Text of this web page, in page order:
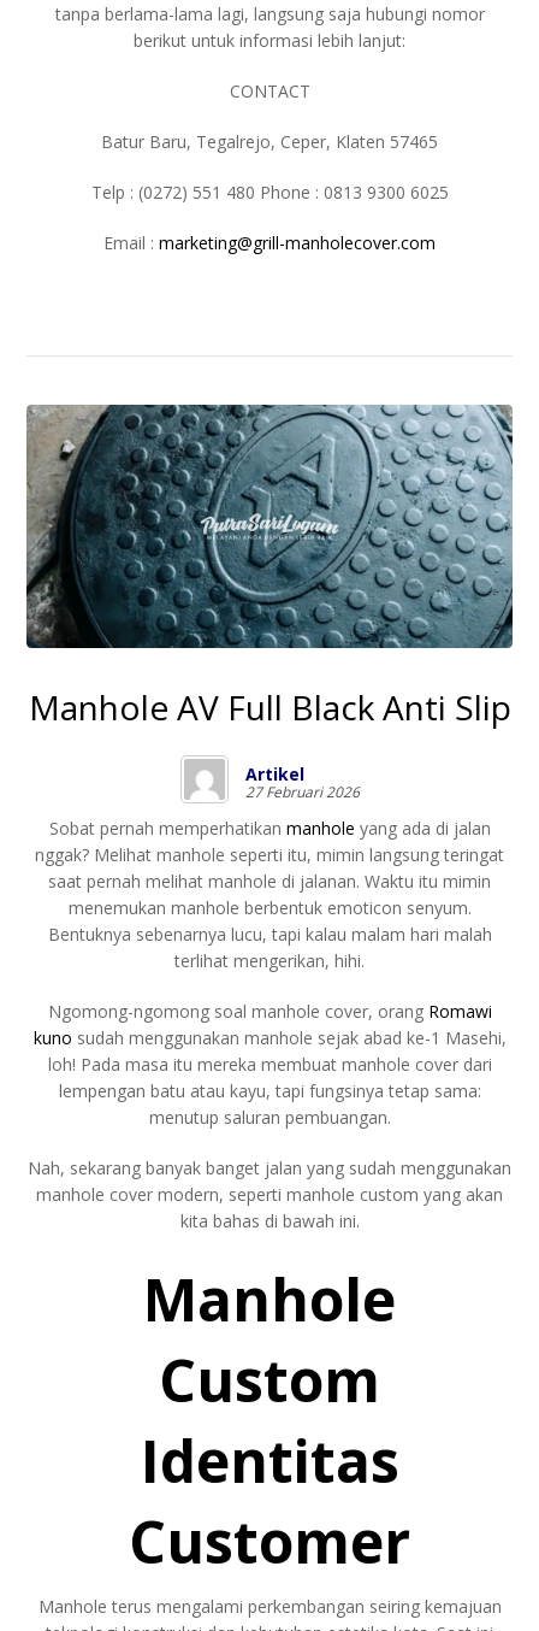
tanpa berlama-lama lagi, langsung saja hubungi nomor
berikut untuk informasi lebih lanjut:
CONTACT
Batur Baru, Tegalrejo, Ceper, Klaten 57465
Telp : (0272) 551 480 Phone : 0813 9300 6025
Email : marketing@grill-manholecover.com
Manhole AV Full Black Anti Slip
Artikel
27 Februari 2026
Sobat pernah memperhatikan manhole yang ada di jalan
nggak? Melihat manhole seperti itu, mimin langsung teringat
saat pernah melihat manhole di jalanan. Waktu itu mimin
menemukan manhole berbentuk emoticon senyum.
Bentuknya sebenarnya lucu, tapi kalau malam hari malah
terlihat mengerikan, hihi.
Ngomong-ngomong soal manhole cover, orang Romawi
kuno sudah menggunakan manhole sejak abad ke-1 Masehi,
loh! Pada masa itu mereka membuat manhole cover dari
lempengan batu atau kayu, tapi fungsinya tetap sama:
menutup saluran pembuangan.
Nah, sekarang banyak banget jalan yang sudah menggunakan
manhole cover modern, seperti manhole custom yang akan
kita bahas di bawah ini.
Manhole
Custom
Identitas
Customer
Manhole terus mengalami perkembangan seiring kemajuan